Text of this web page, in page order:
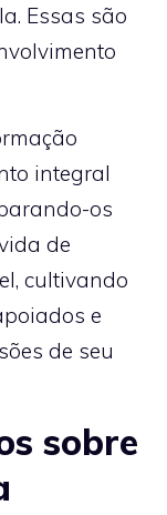
Essas são
integral
os
de
cultivando
e
de seu
sobre